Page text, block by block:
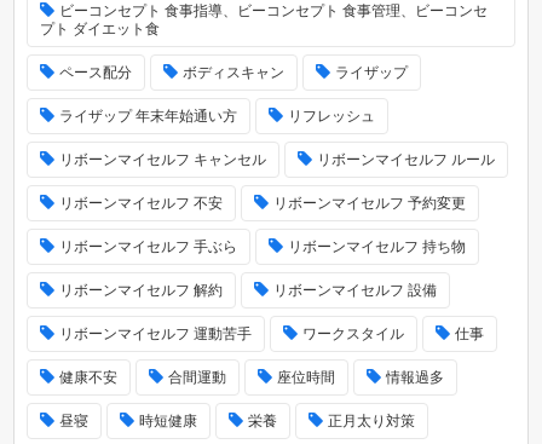
ビーコンセプト 食事指導、ビーコンセプト 食事管理、ビーコンセ
プト ダイエット食
ペース配分 ボディスキャン ライザップ
ライザップ 年末年始通い方 リフレッシュ
リボーンマイセルフ キャンセル リボーンマイセルフ ルール
リボーンマイセルフ 不安 リボーンマイセルフ 予約変更
リボーンマイセルフ 手ぶら リボーンマイセルフ 持ち物
リボーンマイセルフ 解約 リボーンマイセルフ 設備
リボーンマイセルフ 運動苦手 ワークスタイル 仕事
健康不安 合間運動 座位時間 情報過多
昼寝 時短健康 栄養 正月太り対策